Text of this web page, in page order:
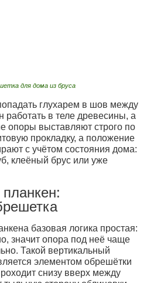
для дома из бруса
глухарем в шов между
в теле древесины, а
опоры выставляют строго по
прокладку, а положение
с учётом состояния дома:
клеёный брус или уже
базовая логика простая:
значит опора под неё чаще
Такой вертикальный
элементом обрешётки
снизу вверх между